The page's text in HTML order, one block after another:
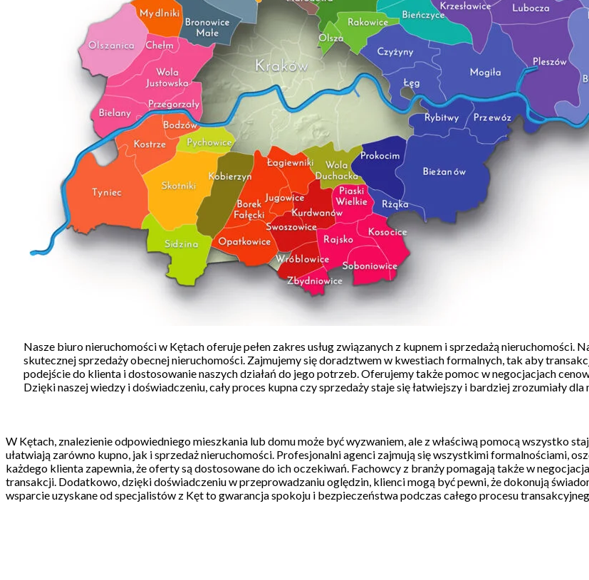
Nasze biuro nieruchomości w Kętach oferuje pełen zakres usług związanych z kupnem i sprzedażą nieruchomości.
skutecznej sprzedaży obecnej nieruchomości. Zajmujemy się doradztwem w kwestiach formalnych, tak aby
podejście do klienta i dostosowanie naszych działań do jego potrzeb. Oferujemy także pomoc w negocjacjach
Dzięki naszej wiedzy i doświadczeniu, cały proces kupna czy sprzedaży staje się łatwiejszy i bardziej zrozumiały
W Kętach, znalezienie odpowiedniego mieszkania lub domu może być wyzwaniem, ale z właściwą pomocą wszystko
ułatwiają zarówno kupno, jak i sprzedaż nieruchomości. Profesjonalni agenci zajmują się wszystkimi formalnościami,
każdego klienta zapewnia, że oferty są dostosowane do ich oczekiwań. Fachowcy z branży pomagają także w
transakcji. Dodatkowo, dzięki doświadczeniu w przeprowadzaniu oględzin, klienci mogą być pewni, że dokonują
wsparcie uzyskane od specjalistów z Kęt to gwarancja spokoju i bezpieczeństwa podczas całego procesu